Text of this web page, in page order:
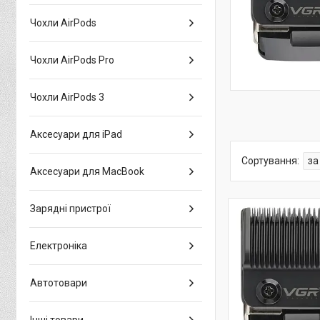
Чохли AirPods
Чохли AirPods Pro
Чохли AirPods 3
Аксесуари для iPad
Аксесуари для MacBook
Зарядні пристрої
Електроніка
Автотовари